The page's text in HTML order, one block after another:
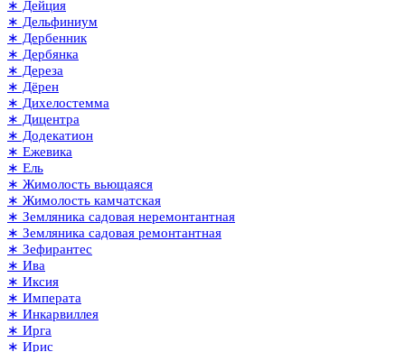
∗ Дейция
∗ Дельфиниум
∗ Дербенник
∗ Дербянка
∗ Дереза
∗ Дёрен
∗ Дихелостемма
∗ Дицентра
∗ Додекатион
∗ Ежевика
∗ Ель
∗ Жимолость вьющаяся
∗ Жимолость камчатская
∗ Земляника садовая неремонтантная
∗ Земляника садовая ремонтантная
∗ Зефирантес
∗ Ива
∗ Иксия
∗ Императа
∗ Инкарвиллея
∗ Ирга
∗ Ирис